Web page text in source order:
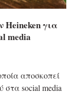
για
media
αποσκοπεί
στα social media